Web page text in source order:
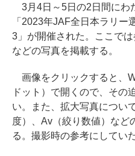
3月4日～5日の2日間にわ
「2023年JAF全日本ラリー
3」が開催された。ここで
などの写真を掲載する。
画像をクリックすると、
ドット）で開くので、その
い。また、拡大写真につい
度）、Av（絞り数値）など
る。撮影時の参考にしてい